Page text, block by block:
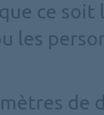
ce soit
les
mètres